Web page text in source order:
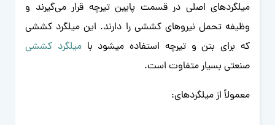
میلگردهای اصلی در قسمت پایین تیرچه قرار می‌گیرند و
وظیفه تحمل نیروهای کششی را دارند. این میلگرد کششی
که برای بتن و تیرچه استفاده میشود بامیلگرد کششی
صنعتی بسیار متفاوت است.
معمولاً از میلگردهای: